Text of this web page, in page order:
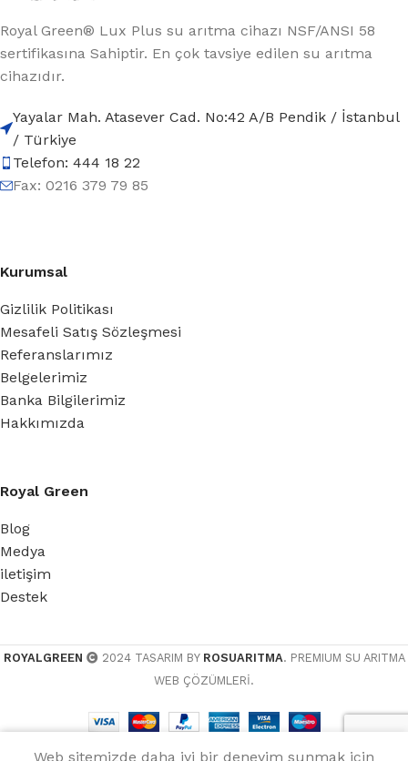
Royal Green® Lux Plus su arıtma cihazı NSF/ANSI 58
sertifikasına Sahiptir. En çok tavsiye edilen su arıtma
cihazıdır.
Yayalar Mah. Atasever Cad. No:42 A/B Pendik / İstanbul
/ Türkiye
Telefon: 444 18 22
Fax: 0216 379 79 85
Kurumsal
Gizlilik Politikası
Mesafeli Satış Sözleşmesi
Referanslarımız
Belgelerimiz
Banka Bilgilerimiz
Hakkımızda
Royal Green
Blog
Medya
iletişim
Destek
ROYALGREEN 2024 TASARIM BY ROSUARITMA. PREMIUM SU ARITMA
WEB ÇÖZÜMLERİ.
Web sitemizde daha iyi bir deneyim sunmak için